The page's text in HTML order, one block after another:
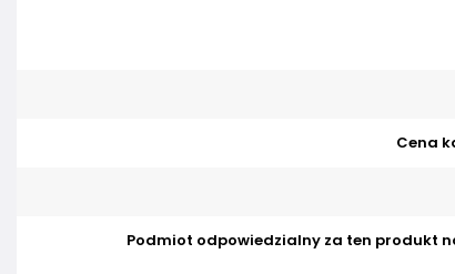
Cena
Podmiot odpowiedzialny za ten produkt